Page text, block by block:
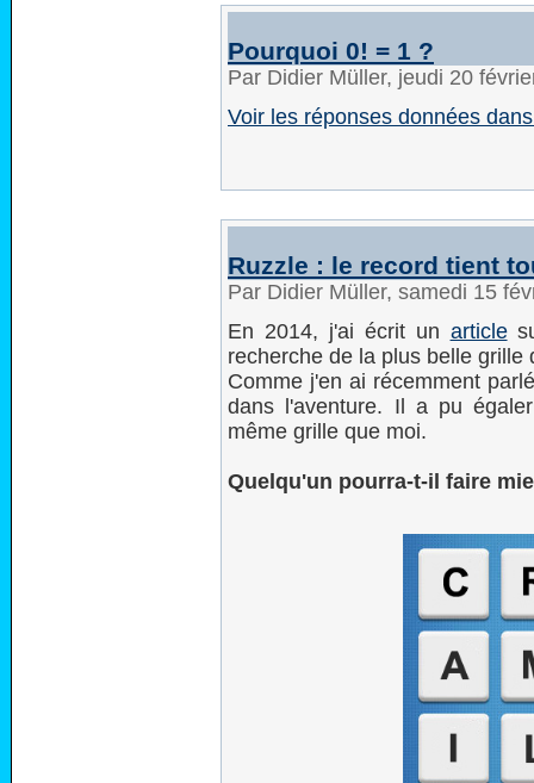
Pourquoi 0! = 1 ?
Par Didier Müller, jeudi 20
Voir les réponses données
Ruzzle : le record tient
Par Didier Müller, samedi 15
En 2014, j'ai écrit un article
recherche de la plus belle grille
Comme j'en ai récemment
dans l'aventure. Il a pu
même grille que moi.
Quelqu'un pourra-t-il faire